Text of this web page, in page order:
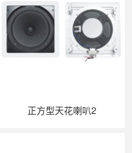
正方型天花喇叭2